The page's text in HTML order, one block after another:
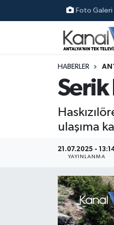
Foto Galeri
HABERLER
Serik
ulaşıma
21.07.2025 -
YAYINLANMA
Ana Haber
Antalya Haber
Günün Manşetleri
Haber Kuşakları
Nöbetçi Eczaneler
Hava Durumu
Trafik Durumu
Süper Lig Puan
Haber Arşivi